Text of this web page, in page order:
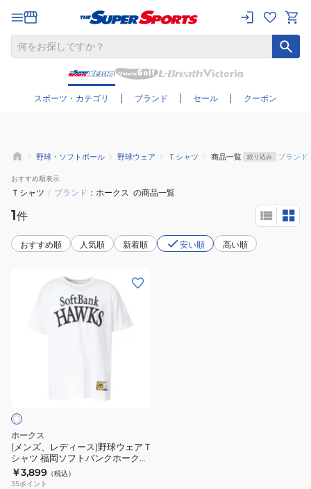
スポーツ・カテゴリ ブランド セール クーポン
さらに絞り込む
野球・ソフトボール 野球ウェア Ｔシャツ 商品一覧 絞り込み ブランド
おすすめ順表示
Ｔシャツ / ブランド ホークス の商品一覧
1件
おすすめ順 人気順 新着順 安い順 高い順
野
球
ウ
ェ
ア
ホークス
(メンズ、レディース)野球ウェア T
シャツ 福岡ソフトバンクホークス
24 栗原陵矢 458266103
￥3,899 （税込）
35ポイント